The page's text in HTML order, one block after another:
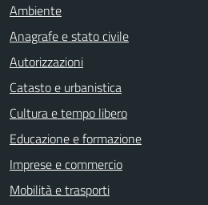
Ambiente
Anagrafe e stato civile
Autorizzazioni
Catasto e urbanistica
Cultura e tempo libero
Educazione e formazione
Imprese e commercio
Mobilità e trasporti